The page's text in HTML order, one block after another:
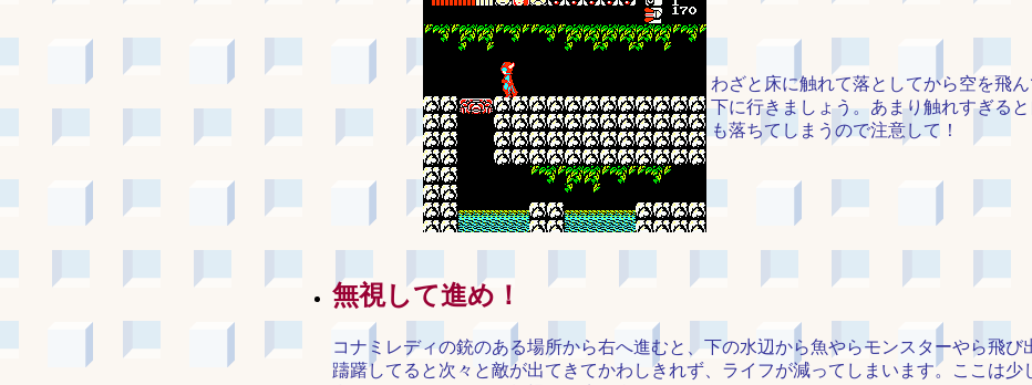
わざと床に触れて落としてから空を飛
下に行きましょう。あまり触れすぎる
も落ちてしまうので注意して！
無視して進め！
コナミレディの銃のある場所から右へ進むと、下の水辺から魚やらモンスターやら飛び
躊躇してると次々と敵が出てきてかわしきれず、ライフが減ってしまいます。ここは少